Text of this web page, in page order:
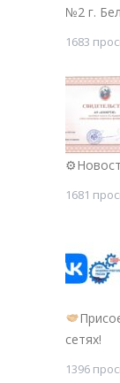
№2 г.
1683
1681
сетях!
1396